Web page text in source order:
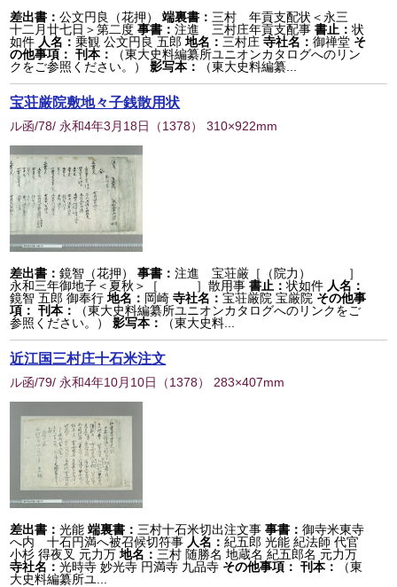
差出書：公文円良（花押） 端裏書： 三村 年貢支配状＜永三
十二月廿七日＞第二度 事書：注進 三村庄年貢支配事書止：状
如件 人名：乗観 公文円良 五郎 地名： 三村庄 寺社名：御禅堂 そ
の他事項： 刊本：
（東大史料編纂所ユニオンカタログへのリン
クをご参照ください。）
影写本： （東大史料編纂...
宝荘厳院敷地々子銭散用状
ル函/78/ 永和4年3月18日 （1378） 310×922mm
差出書：鏡智（花押） 事書：注進 宝荘厳［（院力） ］
永和三年御地子＜夏秋＞［ ］散用事書止：状如件 人名：
鏡智 五郎 御奉行 地名： 岡崎 寺社名：宝荘厳院 宝厳院 その他事
項： 刊本：
（東大史料編纂所ユニオンカタログへのリンクをご
参照ください。）
影写本： （東大史料...
近江国三村庄十石米注文
ル函/79/ 永和4年10月10日 （1378） 283×407mm
差出書：光能 端裏書： 三村十石米切出注文事 事書：御寺米東寺
へ内 十石円満へ被召候切符事 人名：紀五郎 光能 紀法師 代官
小杉 得夜叉 元力万 地名： 三村 随勝名 地蔵名 紀五郎名 元力万
寺社名：光時寺 妙光寺 円満寺 九品寺 その他事項： 刊本：
（東
大史料編纂所ユ...